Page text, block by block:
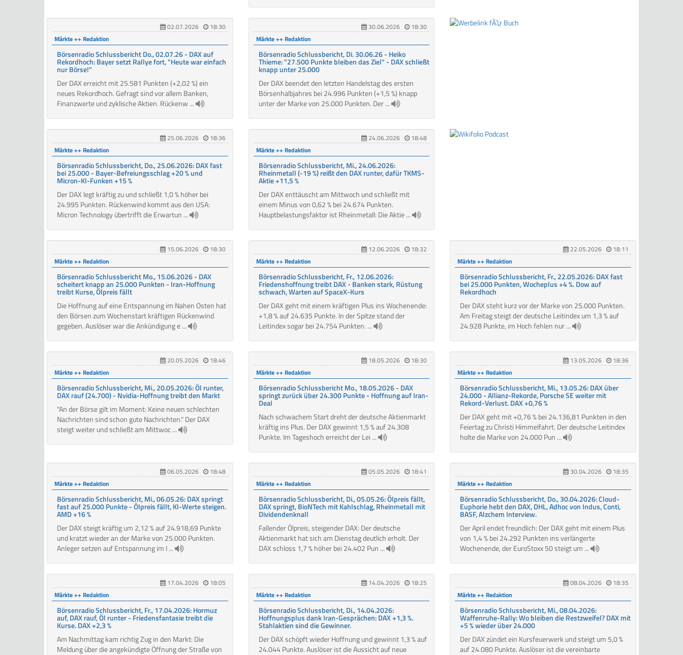
02.07.2026
18:30
Märkte ++ Redaktion
Börsenradio Schlussbericht Do., 02.07.26 - DAX auf
Rekordhoch: Bayer setzt Rallye fort, "Heute war einfach
nur Börse!"
Der DAX erreicht mit 25.581 Punkten (+2,02 %) ein
neues Rekordhoch. Gefragt sind vor allem Banken,
Finanzwerte und zyklische Aktien. Rückenw ...
30.06.2026
18:30
Märkte ++ Redaktion
Börsenradio Schlussbericht, Di. 30.06.26 - Heiko
Thieme: "27.500 Punkte bleiben das Ziel" - DAX schließt
knapp unter 25.000
Der DAX beendet den letzten Handelstag des ersten
Börsenhalbjahres bei 24.996 Punkten (+1,5 %) knapp
unter der Marke von 25.000 Punkten. Der ...
25.06.2026
18:36
Märkte ++ Redaktion
Börsenradio Schlussbericht, Do., 25.06.2026: DAX fast
bei 25.000 - Bayer-Befreiungsschlag +20 % und
Micron-KI-Funken +15 %
Der DAX legt kräftig zu und schließt 1,0 % höher bei
24.995 Punkten. Rückenwind kommt aus den USA:
Micron Technology übertrifft die Erwartun ...
24.06.2026
18:48
Märkte ++ Redaktion
Börsenradio Schlussbericht, Mi., 24.06.2026:
Rheinmetall (-19 %) reißt den DAX runter, dafür TKMS-
Aktie +11,5 %
Der DAX enttäuscht am Mittwoch und schließt mit
einem Minus von 0,62 % bei 24.674 Punkten.
Hauptbelastungsfaktor ist Rheinmetall: Die Aktie ...
15.06.2026
18:30
Märkte ++ Redaktion
Börsenradio Schlussbericht Mo., 15.06.2026 - DAX
scheitert knapp an 25.000 Punkten - Iran-Hoffnung
treibt Kurse, Ölpreis fällt
Die Hoffnung auf eine Entspannung im Nahen Osten hat
den Börsen zum Wochenstart kräftigen Rückenwind
gegeben. Auslöser war die Ankündigung e ...
12.06.2026
18:32
Märkte ++ Redaktion
Börsenradio Schlussbericht, Fr., 12.06.2026:
Friedenshoffnung treibt DAX - Banken stark, Rüstung
schwach, Warten auf SpaceX-Kurs
Der DAX geht mit einem kräftigen Plus ins Wochenende:
+1,8 % auf 24.635 Punkte. In der Spitze stand der
Leitindex sogar bei 24.754 Punkten. ...
22.05.2026
18:11
Märkte ++ Redaktion
Börsenradio Schlussbericht, Fr., 22.05.2026: DAX fast
bei 25.000 Punkten, Wocheplus +4 %. Dow auf
Rekordhoch
Der DAX steht kurz vor der Marke von 25.000 Punkten.
Am Freitag steigt der deutsche Leitindex um 1,3 % auf
24.928 Punkte, im Hoch fehlen nur ...
20.05.2026
18:46
Märkte ++ Redaktion
Börsenradio Schlussbericht, Mi., 20.05.2026: Öl runter,
DAX rauf (24.700) - Nvidia-Hoffnung treibt den Markt
"An der Börse gilt im Moment: Keine neuen schlechten
Nachrichten sind schon gute Nachrichten." Der DAX
steigt weiter und schließt am Mittwoc ...
18.05.2026
18:30
Märkte ++ Redaktion
Börsenradio Schlussbericht Mo., 18.05.2026 - DAX
springt zurück über 24.300 Punkte - Hoffnung auf Iran-
Deal
Nach schwachem Start dreht der deutsche Aktienmarkt
kräftig ins Plus. Der DAX gewinnt 1,5 % auf 24.308
Punkte. Im Tageshoch erreicht der Lei ...
13.05.2026
18:36
Märkte ++ Redaktion
Börsenradio Schlussbericht, Mi., 13.05.26: DAX über
24.000 - Allianz-Rekorde, Porsche SE weiter mit
Rekord-Verlust. DAX +0,76 %
Der DAX geht mit +0,76 % bei 24.136,81 Punkten in den
Feiertag zu Christi Himmelfahrt. Der deutsche Leitindex
holte die Marke von 24.000 Pun ...
06.05.2026
18:48
Märkte ++ Redaktion
Börsenradio Schlussbericht, Mi., 06.05.26: DAX springt
fast auf 25.000 Punkte - Ölpreis fällt, KI-Werte steigen.
AMD +16 %
Der DAX steigt kräftig um 2,12 % auf 24.918,69 Punkte
und kratzt wieder an der Marke von 25.000 Punkten.
Anleger setzen auf Entspannung im I ...
05.05.2026
18:41
Märkte ++ Redaktion
Börsenradio Schlussbericht, Di., 05.05.26: Ölpreis fällt,
DAX springt, BioNTech mit Kahlschlag, Rheinmetall mit
Dividendenknall
Fallender Ölpreis, steigender DAX: Der deutsche
Aktienmarkt hat sich am Dienstag deutlich erholt. Der
DAX schloss 1,7 % höher bei 24.402 Pun ...
30.04.2026
18:35
Märkte ++ Redaktion
Börsenradio Schlussbericht, Do., 30.04.2026: Cloud-
Euphorie hebt den DAX, DHL, Adhoc von Indus, Conti,
BASF, Alzchem Interview.
Der April endet freundlich: Der DAX geht mit einem Plus
von 1,4 % bei 24.292 Punkten ins verlängerte
Wochenende, der EuroStoxx 50 steigt um ...
17.04.2026
18:05
Märkte ++ Redaktion
Börsenradio Schlussbericht, Fr., 17.04.2026: Hormuz
auf, DAX rauf, Öl runter - Friedensfantasie treibt die
Kurse. DAX +2,3 %
Am Nachmittag kam richtig Zug in den Markt: Die
Meldung über die angekündigte Öffnung der Straße von
14.04.2026
18:25
Märkte ++ Redaktion
Börsenradio Schlussbericht, Di., 14.04.2026:
Hoffnungsplus dank Iran-Gesprächen: DAX +1,3 %.
Stahlaktien sind die Gewinner.
Der DAX schöpft wieder Hoffnung und gewinnt 1,3 % auf
24.044 Punkte. Auslöser ist die Aussicht auf neue
08.04.2026
18:35
Märkte ++ Redaktion
Börsenradio Schlussbericht, Mi., 08.04.2026:
Waffenruhe-Rally: Wo bleiben die Restzweifel? DAX mit
+5 % wieder über 24.000
Der DAX zündet ein Kursfeuerwerk und steigt um 5,0 %
auf 24.080 Punkte. Auslöser ist die vereinbarte